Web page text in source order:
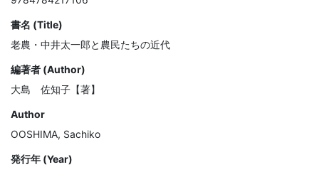
書名 (Title)
老農・中井太一郎と農民たちの近代
編著者 (Author)
大島 佐知子【著】
Author
OOSHIMA, Sachiko
発行年 (Year)